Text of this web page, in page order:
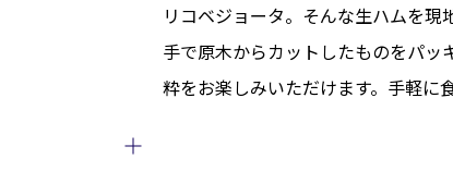
リコベジョータ。そんな生ハムを
手で原木からカットしたものをパ
粋をお楽しみいただけます。手軽に